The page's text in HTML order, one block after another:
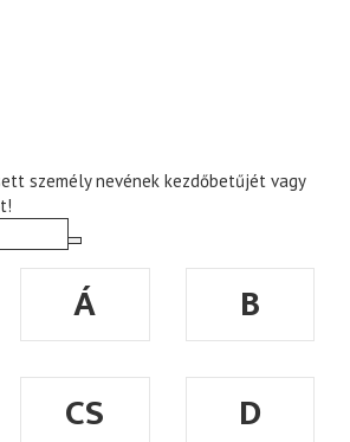
személy nevének kezdőbetűjét vagy
Á
B
CS D